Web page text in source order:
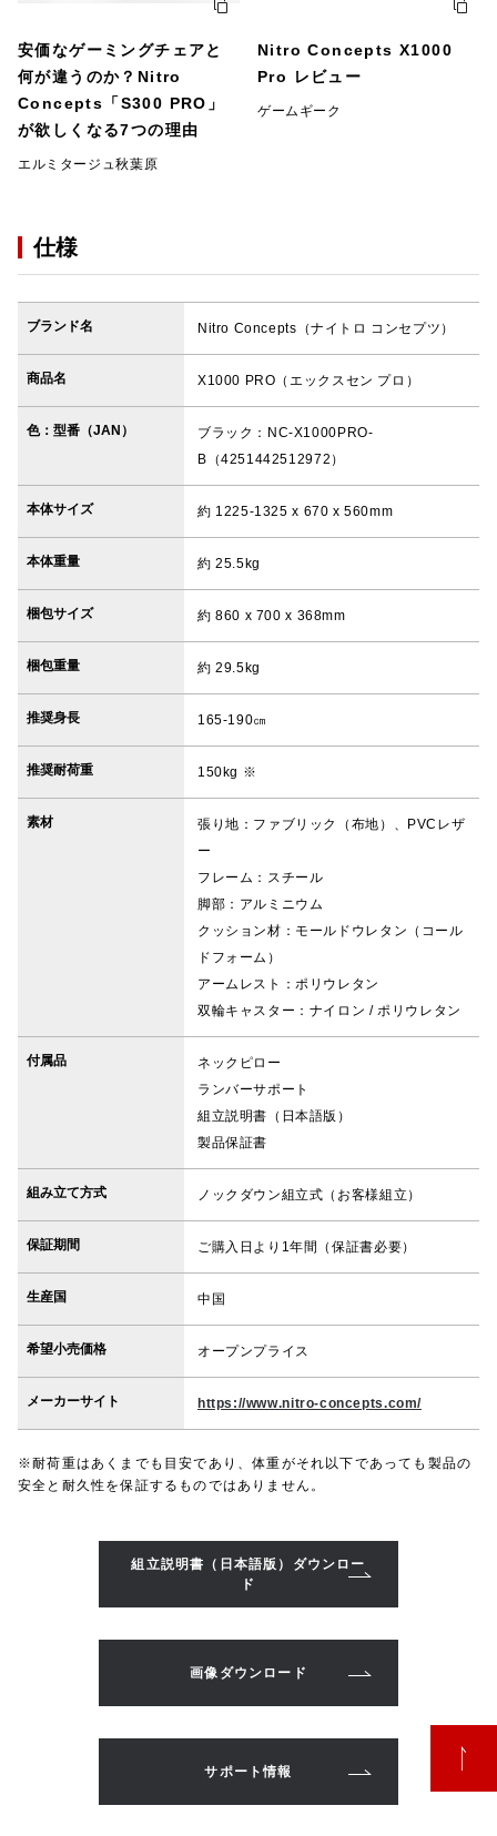
安価なゲーミングチェアと
何が違うのか？Nitro
Concepts「S300 PRO」
が欲しくなる7つの理由
エルミタージュ秋葉原
Nitro Concepts X1000
Pro レビュー
ゲームギーク
仕様
ブランド名 Nitro Concepts（ナイトロ コンセプツ）
商品名 X1000 PRO（エックスセン プロ）
色：型番（JAN）
ブラック：NC-X1000PRO-
B（4251442512972）
本体サイズ 約 1225-1325 x 670 x 560mm
本体重量 約 25.5kg
梱包サイズ 約 860 x 700 x 368mm
梱包重量 約 29.5kg
推奨身長 165-190㎝
推奨耐荷重 150kg ※
素材
張り地：ファブリック（布地）、PVCレザ
ー
フレーム：スチール
脚部：アルミニウム
クッション材：モールドウレタン（コール
ドフォーム）
アームレスト：ポリウレタン
双輪キャスター：ナイロン / ポリウレタン
付属品
ネックピロー
ランバーサポート
組立説明書（日本語版）
製品保証書
組み立て方式 ノックダウン組立式（お客様組立）
保証期間 ご購入日より1年間（保証書必要）
生産国 中国
希望小売価格 オープンプライス
メーカーサイト https://www.nitro-concepts.com/
※耐荷重はあくまでも目安であり、体重がそれ以下であっても製品の
安全と耐久性を保証するものではありません。
組立説明書（日本語版）ダウンロー
ド
画像ダウンロード
サポート情報